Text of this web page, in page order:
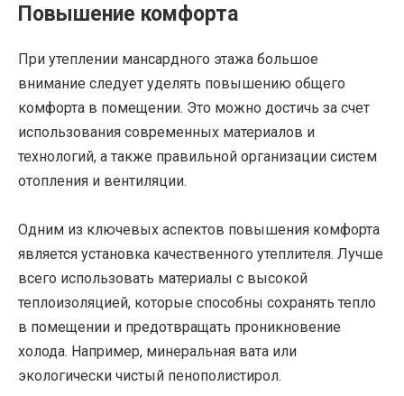
Повышение комфорта
При утеплении мансардного этажа большое
внимание следует уделять повышению общего
комфорта в помещении. Это можно достичь за счет
использования современных материалов и
технологий, а также правильной организации систем
отопления и вентиляции.
Одним из ключевых аспектов повышения комфорта
является установка качественного утеплителя. Лучше
всего использовать материалы с высокой
теплоизоляцией, которые способны сохранять тепло
в помещении и предотвращать проникновение
холода. Например, минеральная вата или
экологически чистый пенополистирол.